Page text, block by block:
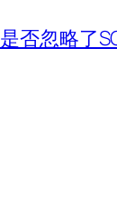
否忽略了